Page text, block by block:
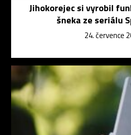
Jihokorejec si vyrobil
šneka ze seriálu
24. července